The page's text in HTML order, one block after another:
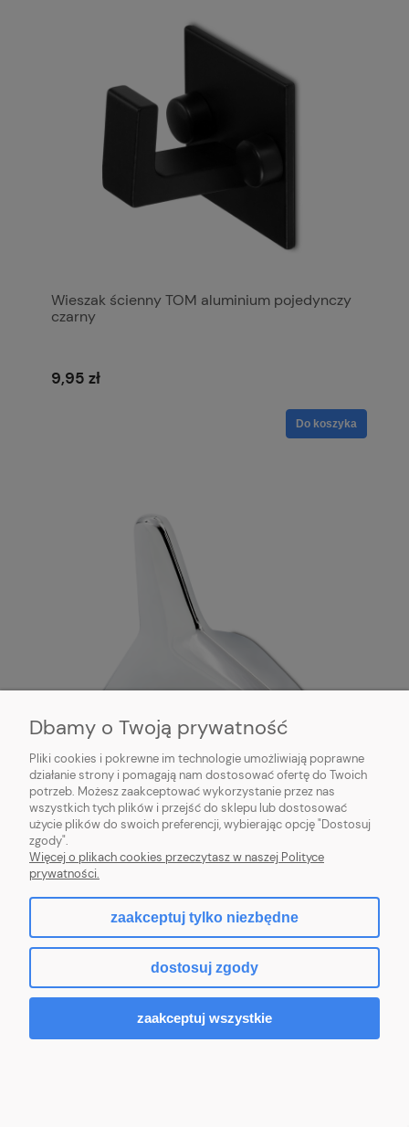
Wieszak ścienny TOM aluminium pojedynczy
czarny
9,95 zł
Do koszyka
Wieszak VOLTA znal pojedynczy chrom
połysk
17,50 zł
Dbamy o Twoją prywatność
Pliki cookies i pokrewne im technologie umożliwiają poprawne
działanie strony i pomagają nam dostosować ofertę do Twoich
potrzeb. Możesz zaakceptować wykorzystanie przez nas
wszystkich tych plików i przejść do sklepu lub dostosować
użycie plików do swoich preferencji, wybierając opcję "Dostosuj
zgody".
Więcej o plikach cookies przeczytasz w naszej Polityce
prywatności.
zaakceptuj tylko niezbędne
dostosuj zgody
zaakceptuj wszystkie